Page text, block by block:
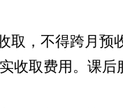
取，不得跨月
收取费用。课